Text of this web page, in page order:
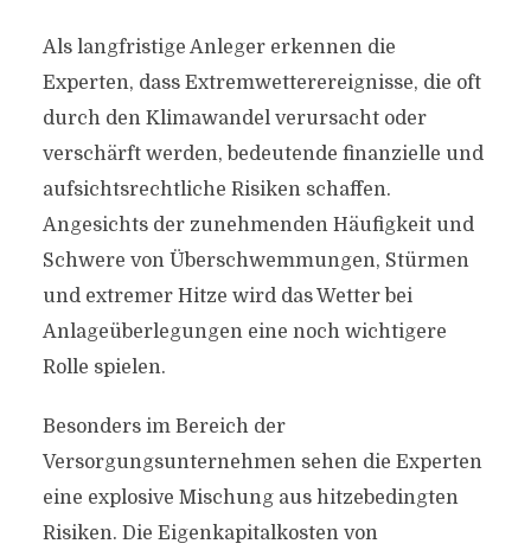
Als langfristige Anleger erkennen die
Experten, dass Extremwetterereignisse, die oft
durch den Klimawandel verursacht oder
verschärft werden, bedeutende finanzielle und
aufsichtsrechtliche Risiken schaffen.
Angesichts der zunehmenden Häufigkeit und
Schwere von Überschwemmungen, Stürmen
und extremer Hitze wird das Wetter bei
Anlageüberlegungen eine noch wichtigere
Rolle spielen.
Besonders im Bereich der
Versorgungsunternehmen sehen die Experten
eine explosive Mischung aus hitzebedingten
Risiken. Die Eigenkapitalkosten von